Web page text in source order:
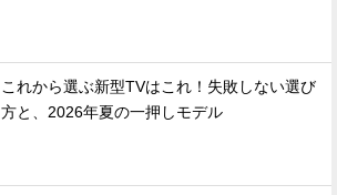
これから選ぶ新型TVはこれ！失敗しない選び
方と、2026年夏の一押しモデル